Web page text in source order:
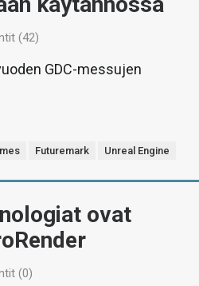
(42)
GDC-messujen
Futuremark Unreal Engine
ovat
(0)